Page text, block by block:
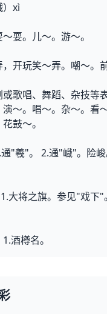
）xì
耍。儿～。游～。
开玩笑～弄。嘲～。
歌唱、舞蹈、杂技等
演～。唱～。杂～。看
鼓～。
"羲"。 2.通"巇"。险
大将之旗。参见"戏下"
酒樽名。